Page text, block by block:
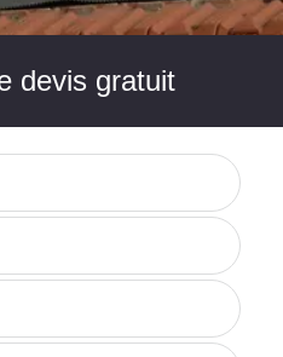
devis gratuit